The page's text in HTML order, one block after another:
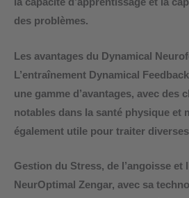
la capacité d’apprentissage et la
des problèmes.
Les avantages du Dynamical
L’entraînement Dynamical Feedback
une gamme d’avantages, avec des
notables dans la santé physique et
également utile pour traiter
Gestion du Stress, de l’angoisse et
NeurOptimal Zengar, avec sa